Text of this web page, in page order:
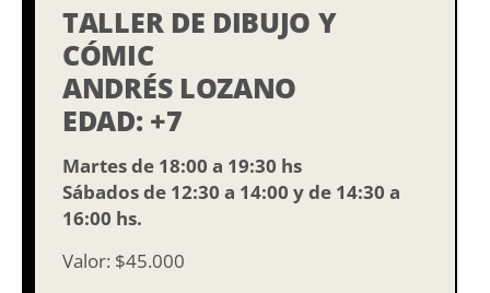
TALLER DE DIBUJO Y
CÓMIC
ANDRÉS LOZANO
EDAD: +7
Martes de 18:00 a 19:30 hs
Sábados de 12:30 a 14:00 y de 14:30 a
16:00 hs.
Valor: $45.000